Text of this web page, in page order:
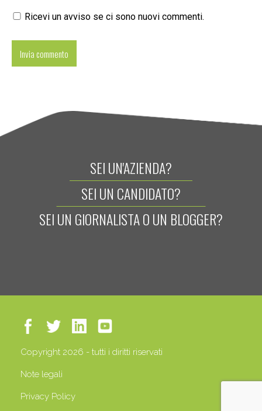
Ricevi un avviso se ci sono nuovi commenti.
SEI UN'AZIENDA?
SEI UN CANDIDATO?
SEI UN GIORNALISTA O UN BLOGGER?
Copyright 2026 - tutti i diritti riservati
Note legali
Privacy Policy